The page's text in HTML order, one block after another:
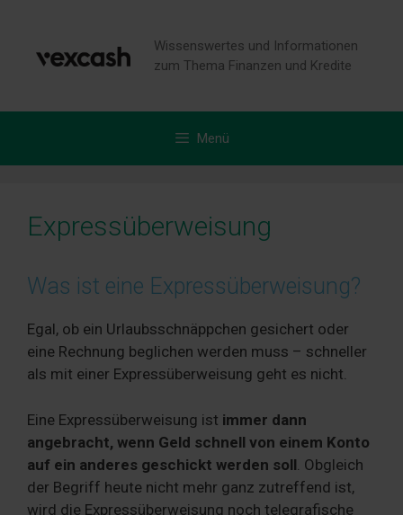
springen
Wissenswertes und Informationen
zum Thema Finanzen und Kredite
Menü
Expressüberweisung
Was ist eine Expressüberweisung?
Egal, ob ein Urlaubsschnäppchen gesichert oder
eine Rechnung beglichen werden muss – schneller
als mit einer Expressüberweisung geht es nicht.
Eine Expressüberweisung ist immer dann
angebracht, wenn Geld schnell von einem Konto
auf ein anderes geschickt werden soll . Obgleich
der Begriff heute nicht mehr ganz zutreffend ist,
wird die Expressüberweisung noch telegrafische